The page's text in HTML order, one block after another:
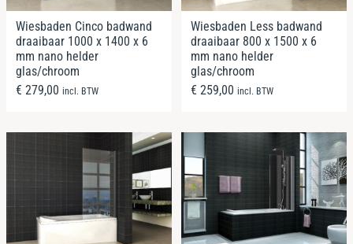
Wiesbaden Cinco badwand
draaibaar 1000 x 1400 x 6
mm nano helder
glas/chroom
€ 279,00 incl. BTW
Wiesbaden Less badwand
draaibaar 800 x 1500 x 6
mm nano helder
glas/chroom
€ 259,00 incl. BTW